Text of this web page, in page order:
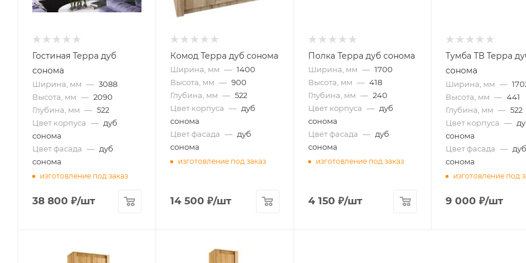
Гостиная Терра дуб
сонома
Ширина, мм — 3088
Высота, мм — 2090
Глубина, мм — 522
Цвет корпуса — дуб
сонома
Цвет фасада — дуб
сонома
изготовление под заказ
38 800 ₽/шт
Комод Терра дуб сонома
Ширина, мм — 1400
Высота, мм — 900
Глубина, мм — 522
Цвет корпуса — дуб
сонома
Цвет фасада — дуб
сонома
изготовление под заказ
14 500 ₽/шт
Полка Терра дуб сонома
Ширина, мм — 1700
Высота, мм — 418
Глубина, мм — 240
Цвет корпуса — дуб
сонома
Цвет фасада — дуб
сонома
изготовление под заказ
4 150 ₽/шт
Тумба ТВ Терра
сонома
Ширина, мм —
Высота, мм — 441
Глубина, мм — 522
Цвет корпуса —
сонома
Цвет фасада — дуб
сонома
изготовление под
9 000 ₽/шт